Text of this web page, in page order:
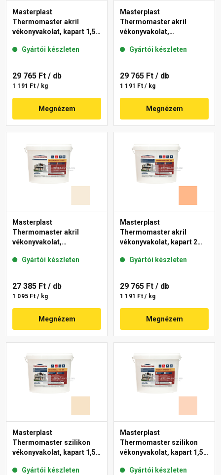
Masterplast
Thermomaster akril
vékonyvakolat, kapart 1,5
Gyártói készleten
29 765 Ft / db
1 191 Ft / kg
Megnézem
Masterplast
Thermomaster akril
vékonyvakolat,
10-D 25 kg
Gyártói készleten
29 765 Ft / db
1 191 Ft / kg
Megnézem
Masterplast
Thermomaster akril
vékonyvakolat,
48-F 25 kg
Gyártói készleten
27 385 Ft / db
1 095 Ft / kg
Megnézem
Masterplast
Thermomaster akril
vékonyvakolat, kapart 2
Gyártói készleten
29 765 Ft / db
1 191 Ft / kg
Megnézem
Masterplast
Thermomaster szilikon
vékonyvakolat, kapart 1,5
Gyártói készleten
Masterplast
Thermomaster szilikon
vékonyvakolat, kapart 1,5
Gyártói készleten